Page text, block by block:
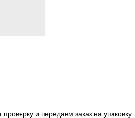
и передаем заказ на упаковку